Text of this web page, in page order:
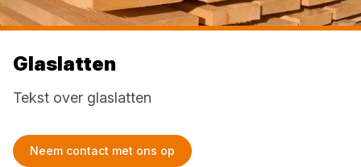
Glaslatten
Tekst over glaslatten
Neem contact met ons op